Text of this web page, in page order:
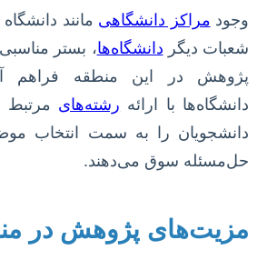
وجود مراکز دانشگاهی مانند
شعبات دیگر دانشگاه‌ها، بستر
پژوهش در این منطقه فراهم
دانشگاه‌ها با ارائه رشته‌های مرتبط
دانشجویان را به سمت انتخاب
حل‌مسئله سوق می‌دهند.
مزیت‌های پژوهش در